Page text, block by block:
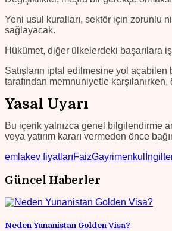
Yeni usul kuralları, sektör için zorunlu
sağlayacak.
Hükümet, diğer ülkelerdeki başarılara
Satışların iptal edilmesine yol açabilen
tarafından memnuniyetle
Yasal Uyarı
Bu içerik yalnızca genel bilgilendirme
veya yatırım kararı vermeden önce
emlakev fiyatlarıFaizGayrimenkul
Güncel Haberler
Neden Yunanistan Golden Visa?